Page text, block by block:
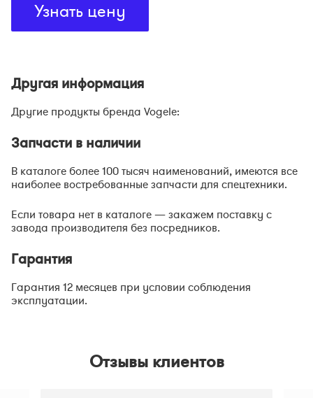
Узнать цену
Другая информация
Другие продукты бренда Vogele:
Запчасти в наличии
В каталоге более 100 тысяч наименований, имеются все
наиболее востребованные запчасти для спецтехники.
Если товара нет в каталоге — закажем поставку с
завода производителя без посредников.
Гарантия
Гарантия 12 месяцев при условии соблюдения
эксплуатации.
Отзывы клиентов